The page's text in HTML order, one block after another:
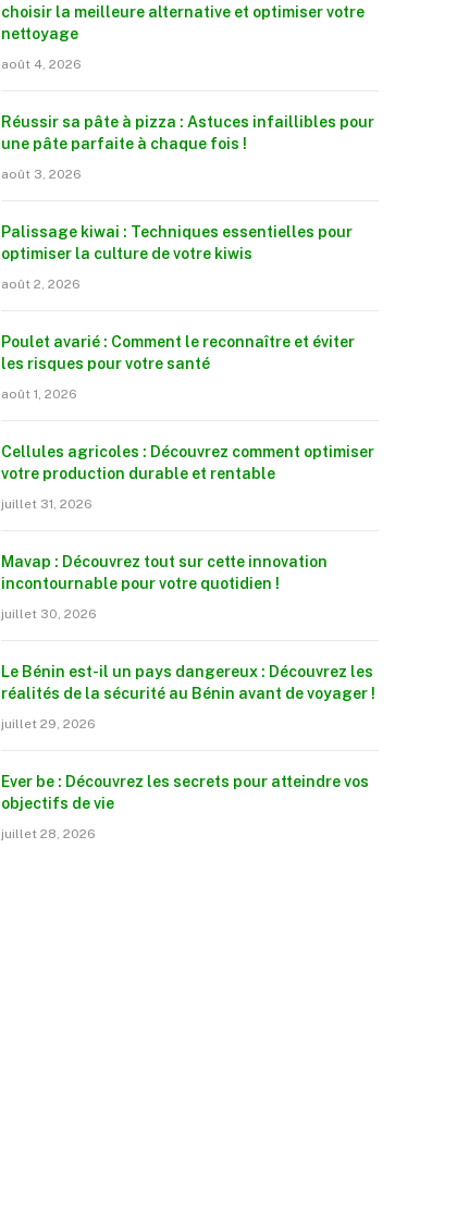
choisir la meilleure alternative et optimiser votre
nettoyage
août 4, 2026
Réussir sa pâte à pizza : Astuces infaillibles pour
une pâte parfaite à chaque fois !
août 3, 2026
Palissage kiwai : Techniques essentielles pour
optimiser la culture de votre kiwis
août 2, 2026
Poulet avarié : Comment le reconnaître et éviter
les risques pour votre santé
août 1, 2026
Cellules agricoles : Découvrez comment optimiser
votre production durable et rentable
juillet 31, 2026
Mavap : Découvrez tout sur cette innovation
incontournable pour votre quotidien !
juillet 30, 2026
Le Bénin est-il un pays dangereux : Découvrez les
réalités de la sécurité au Bénin avant de voyager !
juillet 29, 2026
Ever be : Découvrez les secrets pour atteindre vos
objectifs de vie
juillet 28, 2026